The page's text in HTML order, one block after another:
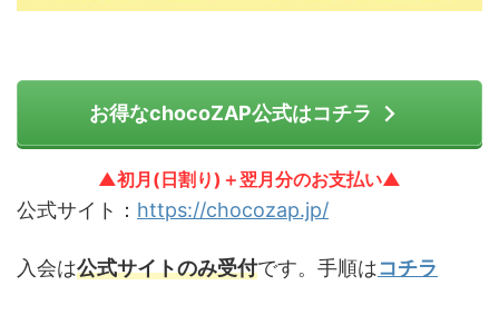
お得なchocoZAP公式はコチラ
▲初月(日割り)＋翌月分のお支払い▲
公式サイト： https://chocozap.jp/
入会は公式サイトのみ受付です。手順はコチラ